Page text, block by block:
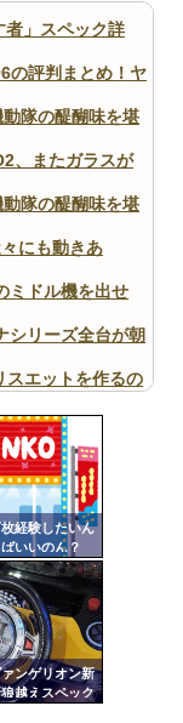
者」スペック詳
の評判まとめ！ヤ
隊の醍醐味を堪
、またガラスが
隊の醍醐味を堪
にも動きあ
ミドル機を出せ
シリーズ全台が朝
スエットを作るの
20万台も走って
れるんだけどさ
でいいんだよ」
経験したいん
いいのん？
ンゲリオン新
越えスペック